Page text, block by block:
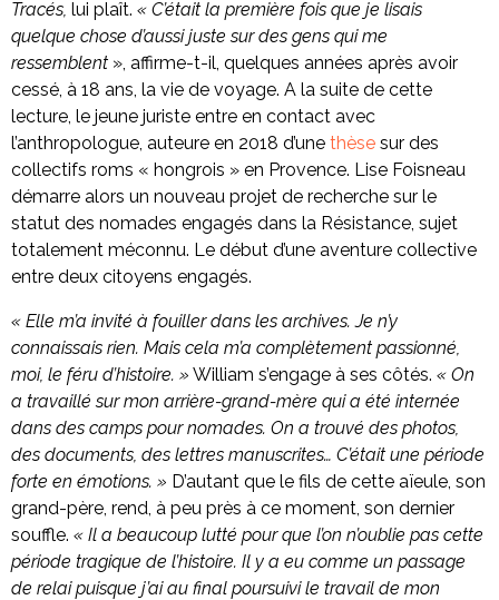
Tracés, lui plaît. « C’était la première fois que je lisais
quelque chose d’aussi juste sur des gens qui me
ressemblent », affirme-t-il, quelques années après avoir
cessé, à 18 ans, la vie de voyage. A la suite de cette
lecture, le jeune juriste entre en contact avec
l’anthropologue, auteure en 2018 d’une thèse sur des
collectifs roms « hongrois » en Provence. Lise Foisneau
démarre alors un nouveau projet de recherche sur le
statut des nomades engagés dans la Résistance, sujet
totalement méconnu. Le début d’une aventure collective
entre deux citoyens engagés.
« Elle m’a invité à fouiller dans les archives. Je n’y
connaissais rien. Mais cela m’a complètement passionné,
moi, le féru d’histoire. » William s’engage à ses côtés. « On
a travaillé sur mon arrière-grand-mère qui a été internée
dans des camps pour nomades. On a trouvé des photos,
des documents, des lettres manuscrites… C’était une période
forte en émotions. » D’autant que le fils de cette aïeule, son
grand-père, rend, à peu près à ce moment, son dernier
souffle. « Il a beaucoup lutté pour que l’on n’oublie pas cette
période tragique de l’histoire. Il y a eu comme un passage
de relai puisque j’ai au final poursuivi le travail de mon